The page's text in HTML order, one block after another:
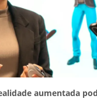
aumentada